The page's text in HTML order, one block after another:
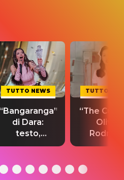
TUTTO NEWS
“Bangaranga”
di Dara:
testo,
traduzione e
del singolo
TUTTO
“The
Olivia
testo,